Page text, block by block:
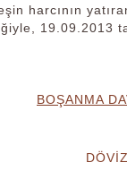
harcının
19.09.2013
BOŞANMA